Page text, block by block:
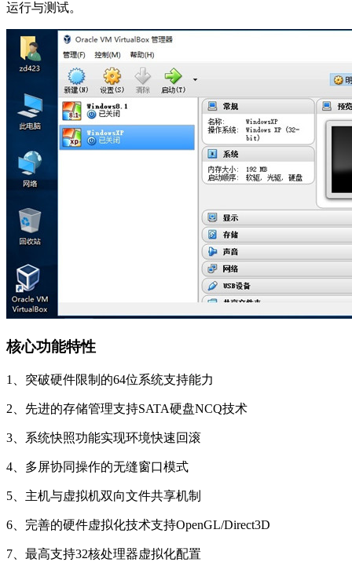
运行与测试。
核心功能特性
1、突破硬件限制的64位系统支持能力
2、先进的存储管理支持SATA硬盘NCQ技术
3、系统快照功能实现环境快速回滚
4、多屏协同操作的无缝窗口模式
5、主机与虚拟机双向文件共享机制
6、完善的硬件虚拟化技术支持OpenGL/Direct3D
7、最高支持32核处理器虚拟化配置